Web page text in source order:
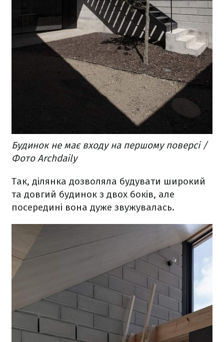
Будинок не має входу на першому поверсі /
Фото Archdaily
Так, ділянка дозволяла будувати широкий
та довгий будинок з двох боків, але
посередині вона дуже звужувалась.